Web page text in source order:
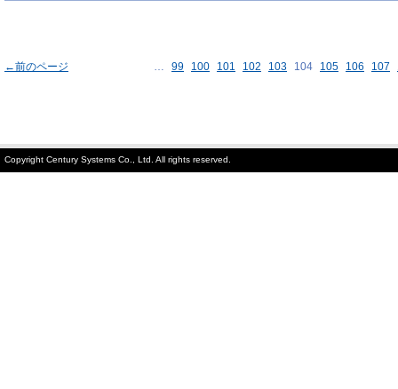
←前のページ … 99 100 101 102 103 104 105 106 107
Copyright Century Systems Co., Ltd. All rights reserved.